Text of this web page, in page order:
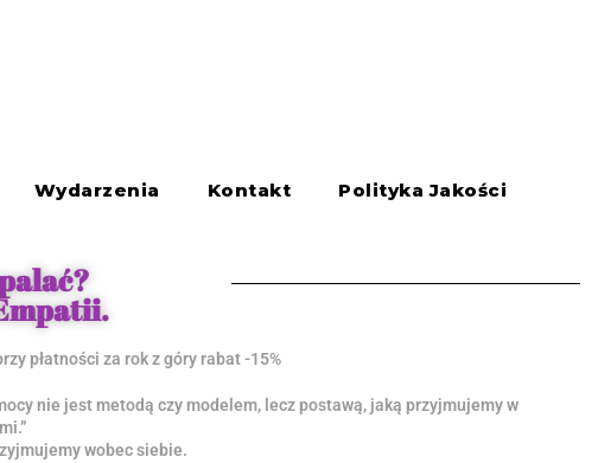
Wydarzenia Kontakt Polityka Jakości
płatności za rok z góry rabat -15%
nie jest metodą czy modelem, lecz postawą, jaką przyjmujemy w
wobec siebie.